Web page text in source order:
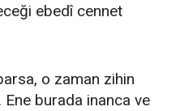
ebedî cennet
o zaman zihin
Ene burada inanca ve